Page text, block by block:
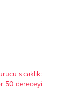
sıcaklık:
50 dereceyi